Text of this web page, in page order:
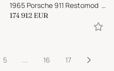
1965 Porsche 911 Restomod  in the Spirit of R-Gruppe (1965)
174 912 EUR
5 ... 16 17